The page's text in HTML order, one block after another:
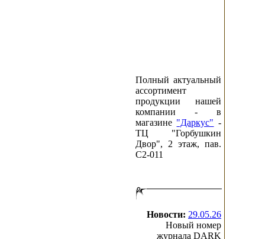
Полный актуальный
ассортимент
продукции нашей
компании - в
магазине "Даркус" -
ТЦ "Горбушкин
Двор", 2 этаж, пав.
C2-011
Новости: 29.05.26
Новый номер
журнала DARK